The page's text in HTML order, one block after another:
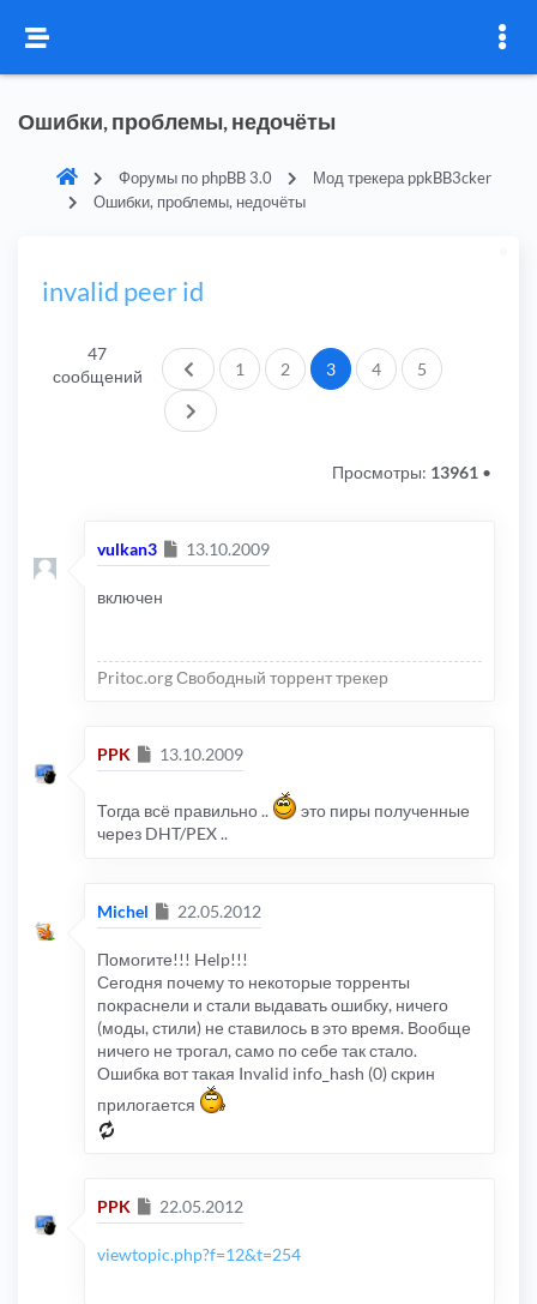
Ошибки, проблемы, недочёты
Форумы по phpBB 3.0
Мод трекера ppkBB3cker
Ошибки, проблемы, недочёты
invalid peer id
47
сообщений
Пред.
1 2 3 4
5
След.
Просмотры: 13961 •
vulkan3 Сообщение
13.10.2009
включен
Pritoc.org Свободный торрент трекер
PPK Сообщение
13.10.2009
Тогда всё правильно ..
это пиры полученные
через DHT/PEX ..
Michel Сообщение
22.05.2012
Помогите!!! Help!!!
Сегодня почему то некоторые торренты
покраснели и стали выдавать ошибку, ничего
(моды, стили) не ставилось в это время. Вообще
ничего не трогал, само по себе так стало.
Ошибка вот такая Invalid info_hash (0) скрин
прилогается
PPK Сообщение
22.05.2012
viewtopic.php?f=12&t=254